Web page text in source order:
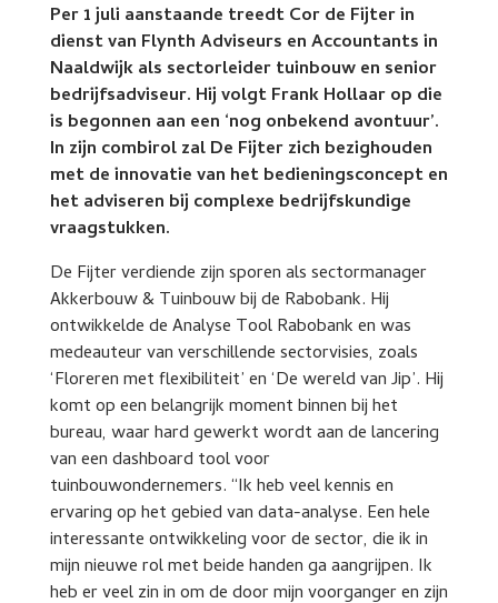
Per 1 juli aanstaande treedt Cor de Fijter in
dienst van Flynth Adviseurs en Accountants in
Naaldwijk als sectorleider tuinbouw en senior
bedrijfsadviseur. Hij volgt Frank Hollaar op die
is begonnen aan een ‘nog onbekend avontuur’.
In zijn combirol zal De Fijter zich bezighouden
met de innovatie van het bedieningsconcept en
het adviseren bij complexe bedrijfskundige
vraagstukken.
De Fijter verdiende zijn sporen als sectormanager
Akkerbouw & Tuinbouw bij de Rabobank. Hij
ontwikkelde de Analyse Tool Rabobank en was
medeauteur van verschillende sectorvisies, zoals
‘Floreren met flexibiliteit’ en ‘De wereld van Jip’. Hij
komt op een belangrijk moment binnen bij het
bureau, waar hard gewerkt wordt aan de lancering
van een dashboard tool voor
tuinbouwondernemers. “Ik heb veel kennis en
ervaring op het gebied van data-analyse. Een hele
interessante ontwikkeling voor de sector, die ik in
mijn nieuwe rol met beide handen ga aangrijpen. Ik
heb er veel zin in om de door mijn voorganger en zijn